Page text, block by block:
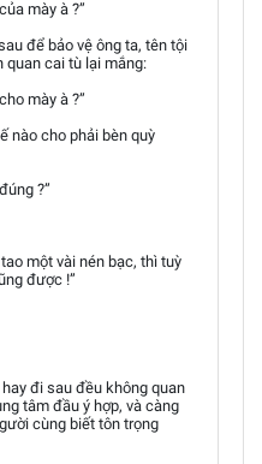
mày à ?”
để bảo vệ ông ta, tên tội
quan cai tù lại mắng:
mày à ?”
nào cho phải bèn quỳ
?”
một vài nén bạc, thì tuỳ
được !”
đi sau đều không quan
tâm đầu ý hợp, và càng
cùng biết tôn trọng